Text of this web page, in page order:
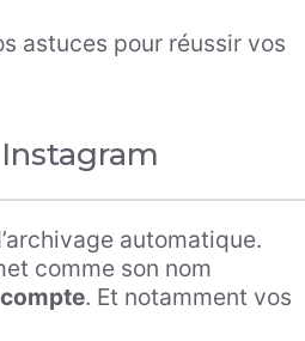
astuces pour réussir vos
automatique.
comme son nom
. Et notamment vos